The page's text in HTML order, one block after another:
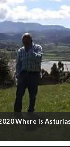
Where is Asturias